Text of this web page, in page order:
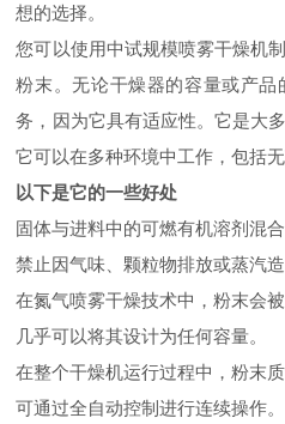
想的选择。
您可以使用中试规模喷雾干燥机
粉末。无论干燥器的容量或产
务，因为它具有适应性。它是大
它可以在多种环境中工作，包括
以下是它的一些好处
固体与进料中的可燃有机溶剂混合
禁止因气味、颗粒物排放或蒸汽造
在氮气喷雾干燥技术中，粉末会
几乎可以将其设计为任何容量。
在整个干燥机运行过程中，粉末质
可通过全自动控制进行连续操作。